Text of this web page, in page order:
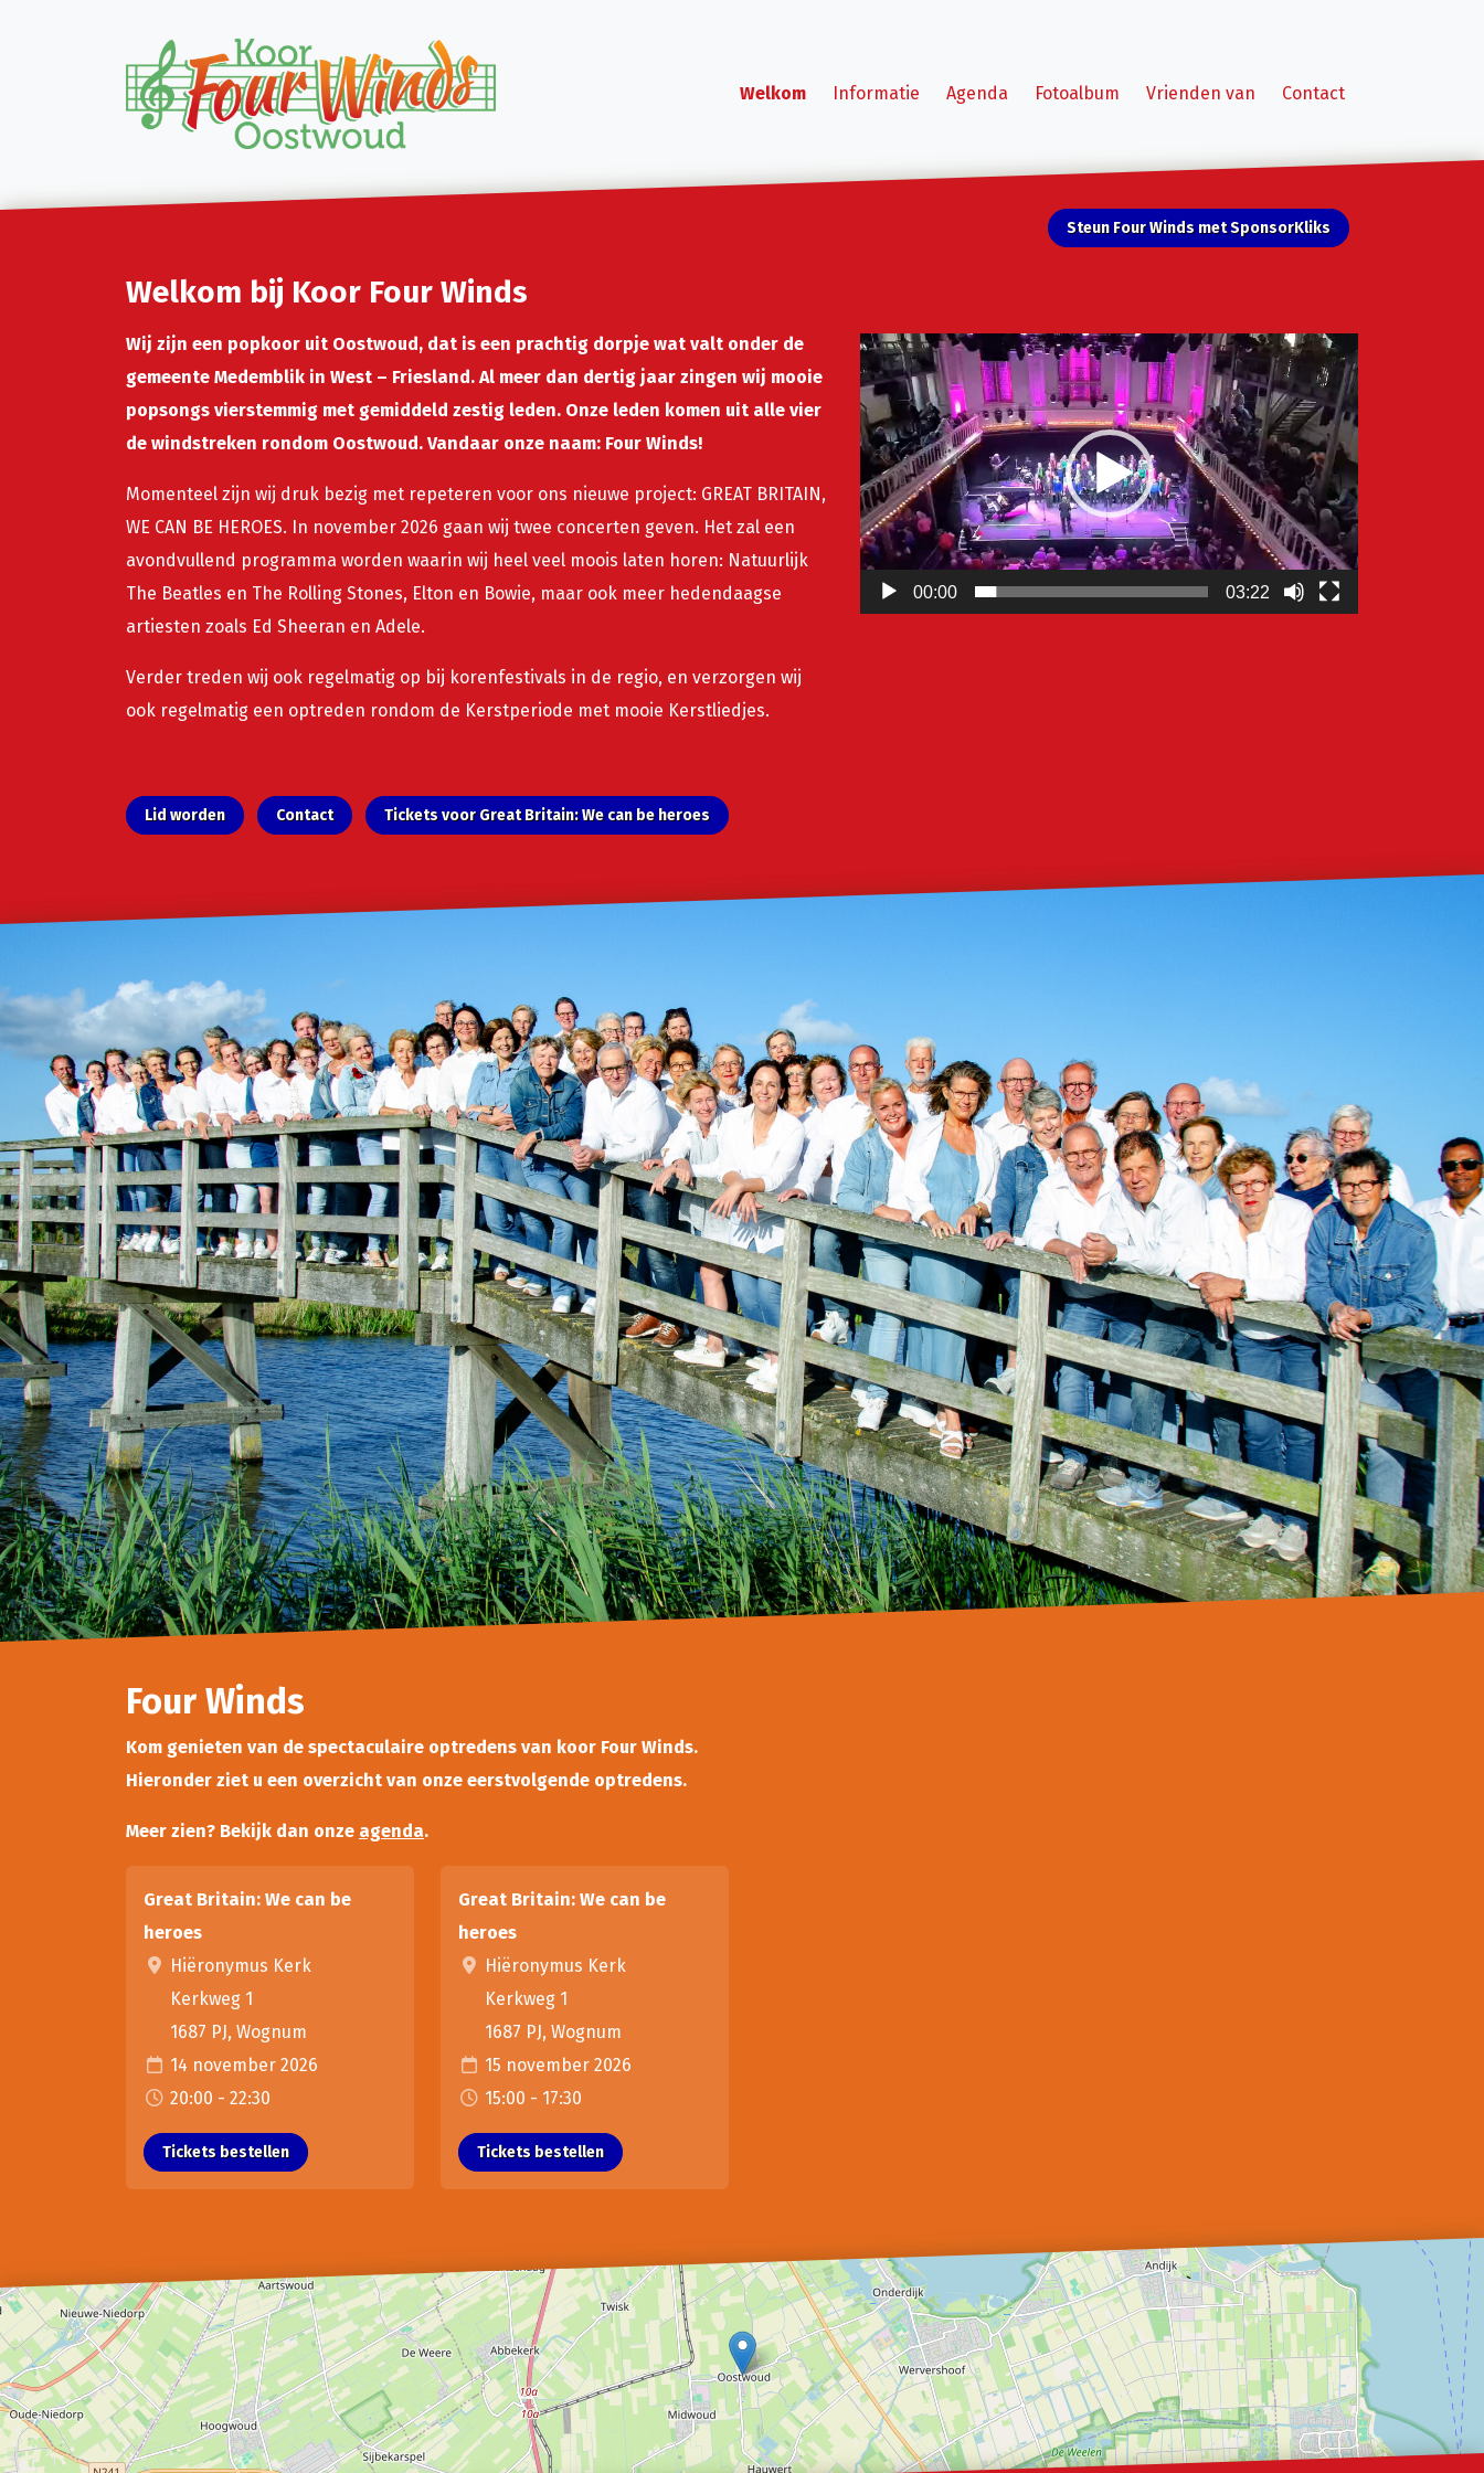
Welkom Informatie Agenda Fotoalbum Vrienden van Contact
Steun Four Winds met SponsorKliks
Welkom bij Koor Four Winds
Wij zijn een popkoor uit Oostwoud, dat is een prachtig dorpje wat valt onder de
gemeente Medemblik in West – Friesland. Al meer dan dertig jaar zingen wij mooie
popsongs vierstemmig met gemiddeld zestig leden. Onze leden komen uit alle vier
de windstreken rondom Oostwoud. Vandaar onze naam: Four Winds!
Momenteel zijn wij druk bezig met repeteren voor ons nieuwe project: GREAT BRITAIN,
WE CAN BE HEROES. In november 2026 gaan wij twee concerten geven. Het zal een
avondvullend programma worden waarin wij heel veel moois laten horen: Natuurlijk
The Beatles en The Rolling Stones, Elton en Bowie, maar ook meer hedendaagse
artiesten zoals Ed Sheeran en Adele.
Verder treden wij ook regelmatig op bij korenfestivals in de regio, en verzorgen wij
ook regelmatig een optreden rondom de Kerstperiode met mooie Kerstliedjes.
Lid worden Contact Tickets voor Great Britain: We can be heroes
Videospeler
00:00 03:22
Four Winds
Kom genieten van de spectaculaire optredens van koor Four Winds.
Hieronder ziet u een overzicht van onze eerstvolgende optredens.
Meer zien? Bekijk dan onze agenda.
Great Britain: We can be
heroes
Hiëronymus Kerk
Kerkweg 1
1687 PJ, Wognum
14 november 2026
20:00 - 22:30
Tickets bestellen
Great Britain: We can be
heroes
Hiëronymus Kerk
Kerkweg 1
1687 PJ, Wognum
15 november 2026
15:00 - 17:30
Tickets bestellen